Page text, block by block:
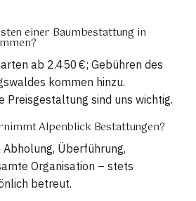
einer Baumbestattung in
ab 2.450 €; Gebühren des
kommen hinzu.
Preisgestaltung sind uns wichtig.
Alpenblick Bestattungen?
Überführung,
Organisation – stets
betreut.